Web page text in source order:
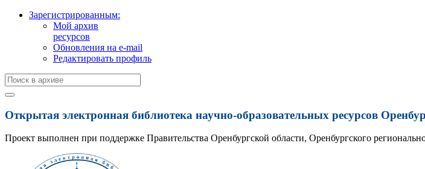
Зарегистрированным:
Мой архив
ресурсов
Обновления на e-mail
Редактировать профиль
Открытая электронная библиотека научно-образовательных ресурсов
Проект выполнен при поддержке Правительства Оренбургской области, Оренбургского